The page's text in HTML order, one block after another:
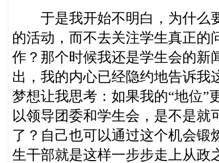
于是我开始不明白，为什么
的活动，而不去关注学生真正的
作？那个时候我还是学生会的新
出，我的内心已经隐约地告诉我
梦想让我思考：如果我的“地位”
以领导团委和学生会，是不是
了？自己也可以通过这个机会锻
生干部就是这样一步步走上从政